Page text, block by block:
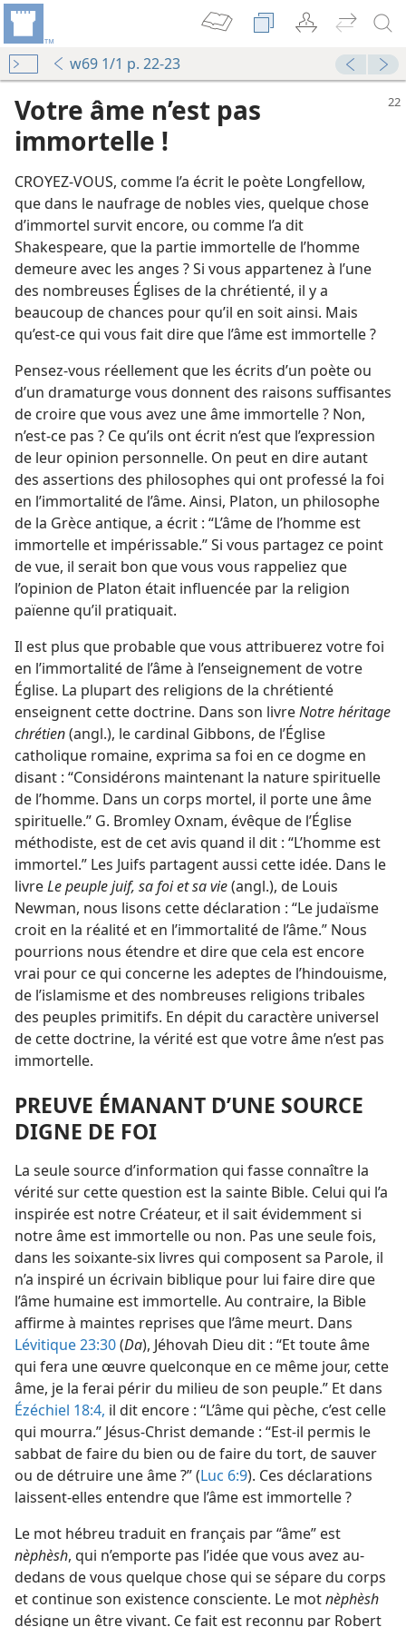
w69 1/1 p. 22-23
Votre âme n’est pas
immortelle !
CROYEZ-​VOUS, comme l’a écrit le poète Longfellow,
que dans le naufrage de nobles vies, quelque chose
d’immortel survit encore, ou comme l’a dit
Shakespeare, que la partie immortelle de l’homme
demeure avec les anges ? Si vous appartenez à l’une
des nombreuses Églises de la chrétienté, il y a
beaucoup de chances pour qu’il en soit ainsi. Mais
qu’est-​ce qui vous fait dire que l’âme est immortelle ?
Pensez-​vous réellement que les écrits d’un poète ou
d’un dramaturge vous donnent des raisons suffisantes
de croire que vous avez une âme immortelle ? Non,
n’est-​ce pas ? Ce qu’ils ont écrit n’est que l’expression
de leur opinion personnelle. On peut en dire autant
des assertions des philosophes qui ont professé la foi
en l’immortalité de l’âme. Ainsi, Platon, un philosophe
de la Grèce antique, a écrit : “L’âme de l’homme est
immortelle et impérissable.” Si vous partagez ce point
de vue, il serait bon que vous vous rappeliez que
l’opinion de Platon était influencée par la religion
païenne qu’il pratiquait.
Il est plus que probable que vous attribuerez votre foi
en l’immortalité de l’âme à l’enseignement de votre
Église. La plupart des religions de la chrétienté
enseignent cette doctrine. Dans son livreNotre héritage
chrétien(angl.), le cardinal Gibbons, de l’Église
catholique romaine, exprima sa foi en ce dogme en
disant : “Considérons maintenant la nature spirituelle
de l’homme. Dans un corps mortel, il porte une âme
spirituelle.” G. Bromley Oxnam, évêque de l’Église
méthodiste, est de cet avis quand il dit : “L’homme est
immortel.” Les Juifs partagent aussi cette idée. Dans le
livreLe peuple juif, sa foi et sa vie(angl.), de Louis
Newman, nous lisons cette déclaration : “Le judaïsme
croit en la réalité et en l’immortalité de l’âme.” Nous
pourrions nous étendre et dire que cela est encore
vrai pour ce qui concerne les adeptes de l’hindouisme,
de l’islamisme et des nombreuses religions tribales
des peuples primitifs. En dépit du caractère universel
de cette doctrine, la vérité est que votre âme n’est pas
immortelle.
PREUVE ÉMANANT D’UNE SOURCE
DIGNE DE FOI
La seule source d’information qui fasse connaître la
vérité sur cette question est la sainte Bible. Celui qui l’a
inspirée est notre Créateur, et il sait évidemment si
notre âme est immortelle ou non. Pas une seule fois,
dans les soixante-six livres qui composent sa Parole, il
n’a inspiré un écrivain biblique pour lui faire dire que
l’âme humaine est immortelle. Au contraire, la Bible
affirme à maintes reprises que l’âme meurt. Dans
Lévitique 23:30(Da), Jéhovah Dieu dit : “Et toute âme
qui fera une œuvre quelconque en ce même jour, cette
âme, je la ferai périr du milieu de son peuple.” Et dans
Ézéchiel 18:4, il dit encore : “L’âme qui pèche, c’est celle
qui mourra.” Jésus-Christ demande : “Est-​il permis le
sabbat de faire du bien ou de faire du tort, de sauver
ou de détruire une âme ?” (Luc 6:9). Ces déclarations
laissent-​elles entendre que l’âme est immortelle ?
Le mot hébreu traduit en français par “âme” est
nèphèsh, qui n’emporte pas l’idée que vous avez au-
dedans de vous quelque chose qui se sépare du corps
et continue son existence consciente. Le motnèphèsh
désigne un être vivant. Ce fait est reconnu par Robert